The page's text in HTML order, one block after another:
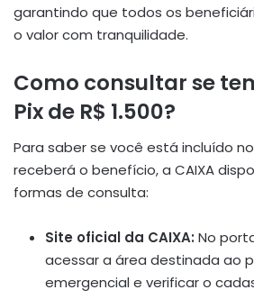
garantindo que todos os
o valor com tranquilidade.
Como consultar se
Pix de R$ 1.500?
Para saber se você está incluído
receberá o benefício, a CAIXA
formas de consulta:
Site oficial da CAIXA: No
acessar a área destinada ao
emergencial e verificar o